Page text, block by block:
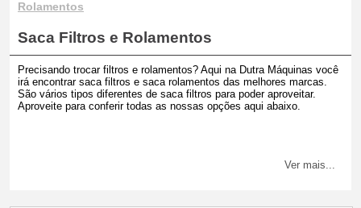
Rolamentos
Saca Filtros e Rolamentos
Precisando trocar filtros e rolamentos? Aqui na Dutra Máquinas você
irá encontrar saca filtros e saca rolamentos das melhores marcas.
São vários tipos diferentes de saca filtros para poder aproveitar.
Aproveite para conferir todas as nossas opções aqui abaixo.
Ver mais...